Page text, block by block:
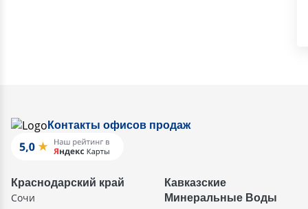
Контакты офисов продаж
Краснодарский край
Сочи
Кавказские
Минеральные Воды